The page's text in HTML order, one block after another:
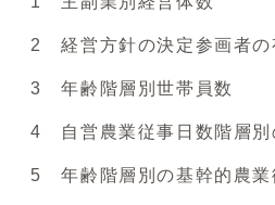
2 経営方針の決定参画者の
3 年齢階層別世帯員数
4 自営農業従事日数階層別の
5 年齢階層別の基幹的農業従